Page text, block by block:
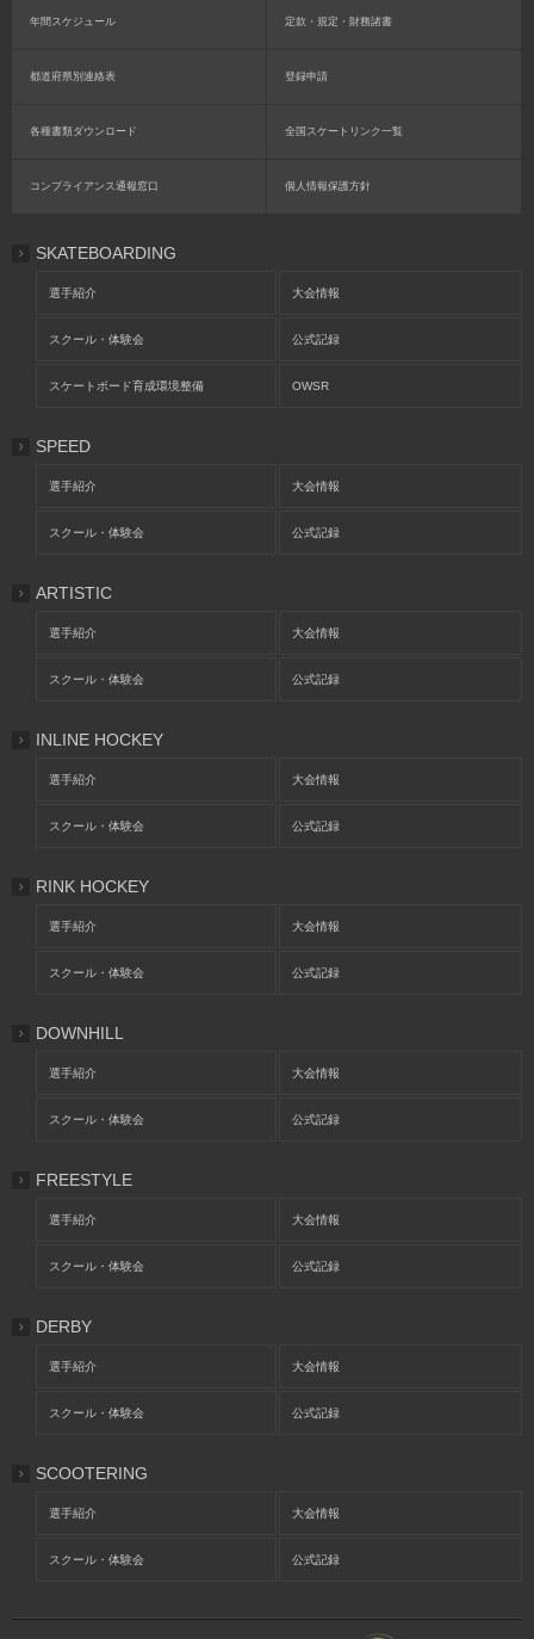
年間スケジュール 定款・規定・財務諸書
都道府県別連絡表 登録申請
各種書類ダウンロード 全国スケートリンク一覧
コンプライアンス通報窓口 個人情報保護方針
SKATEBOARDING
選手紹介 大会情報
スクール・体験会 公式記録
スケートボード育成環境整備 OWSR
SPEED
選手紹介 大会情報
スクール・体験会 公式記録
ARTISTIC
選手紹介 大会情報
スクール・体験会 公式記録
INLINE HOCKEY
選手紹介 大会情報
スクール・体験会 公式記録
RINK HOCKEY
選手紹介 大会情報
スクール・体験会 公式記録
DOWNHILL
選手紹介 大会情報
スクール・体験会 公式記録
FREESTYLE
選手紹介 大会情報
スクール・体験会 公式記録
DERBY
選手紹介 大会情報
スクール・体験会 公式記録
SCOOTERING
選手紹介 大会情報
スクール・体験会 公式記録